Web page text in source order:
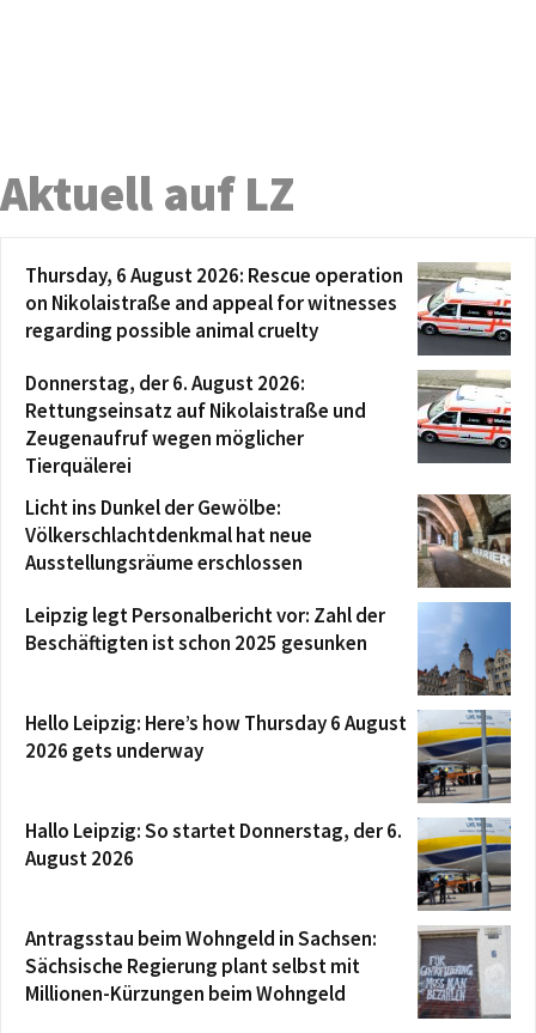
Aktuell auf LZ
Thursday, 6 August 2026: Rescue operation
on Nikolaistraße and appeal for witnesses
regarding possible animal cruelty
Donnerstag, der 6. August 2026:
Rettungseinsatz auf Nikolaistraße und
Zeugenaufruf wegen möglicher
Tierquälerei
Licht ins Dunkel der Gewölbe:
Völkerschlachtdenkmal hat neue
Ausstellungsräume erschlossen
Leipzig legt Personalbericht vor: Zahl der
Beschäftigten ist schon 2025 gesunken
Hello Leipzig: Here’s how Thursday 6 August
2026 gets underway
Hallo Leipzig: So startet Donnerstag, der 6.
August 2026
Antragsstau beim Wohngeld in Sachsen:
Sächsische Regierung plant selbst mit
Millionen-Kürzungen beim Wohngeld